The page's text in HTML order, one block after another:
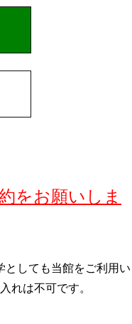
をお願いしま
としても当館をご利用い
れは不可です。